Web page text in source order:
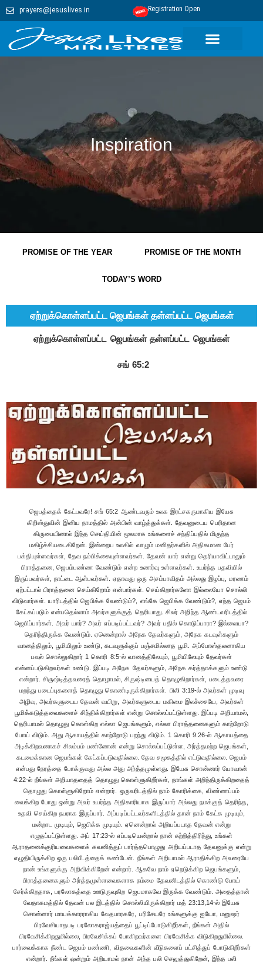
prayers@jesuslives.in Registration Open
Inspiration
PROMISE OF THE YEAR PROMISE OF THE MONTH
TODAY’S WORD
ஏற்றுக்கொள்ளப்பட்ட ஜெபங்கள் தள்ளப்பட்ட ஜெபங்கள்
ஏற்றுக்கொள்ளப்பட்ட ஜெபங்கள் தள்ளப்பட்ட ஜெபங்கள்
சங் 65:2
ஜெபத்தைக் கேட்பவரே! சங் 65:2 ஆண்டவரும் உலக இரட்சகருமாகிய இயேசு கிறிஸ்துவின் இனிய நாமத்தில் அன்பின் வாழ்த்துக்கள். தேவனுடைய பெரிதான கிருபையினால் இந்த செய்தியின் மூலமாக உங்களைச் சந்திப்பதில் மிகுந்த மகிழ்ச்சியடைகிறேன். இன்றைய உலகில் வாழும் மனிதர்களில் அதிகமான பேர் பக்தியுள்ளவர்கள், தேவ நம்பிக்கையுள்ளவர்கள். தேவன் யார் என்று தெரியாவிட்டாலும் பிராத்தனை, ஜெபம்பண்ண வேண்டும் என்ற உணர்வு உள்ளவர்கள். உயர்ந்த பதவியில் இருப்பவர்கள், நாட்டை ஆள்பவர்கள். ஏதாவது ஒரு அசம்பாவிதம் அல்லது இழப்பு, மரணம் ஏற்பட்டால் பிராத்தனை செய்கிறோம் என்பார்கள். செய்கிறார்களோ இல்லையோ சொல்லி விடுவார்கள். யாரிடத்தில் ஜெபிக்க வேண்டும்?, எங்கே ஜெபிக்க வேண்டும்?, எந்த ஜெபம் கேட்கப்படும் என்பதெல்லாம் அவர்களுக்குத் தெரியாது. சிலர் அறிந்த ஆண்டவரிடத்தில் ஜெபிப்பார்கள். அவர் யார்? அவர் எப்படிப்பட்டவர்? அவர் பதில் கொடுப்பாரா? இல்லையா? தெரிந்திருக்க வேண்டும். ஏனென்றால் அநேக தேவர்களும், அநேக கடவுள்களும் வானத்திலும், பூமியிலும் உண்டு, கடவுளுக்குப் பஞ்சமில்லாத பூமி. அப்போஸ்தலனாகிய பவுல் சொல்லுகிறார் 1 கொரி 8:5-ல் வானத்திலேயும், பூமியிலேயும் தேவர்கள் என்னப்படுகிறவர்கள் உண்டு. இப்படி அநேக தேவர்களும், அநேக கர்த்தாக்களும் உண்டு என்றார். சிருஷ்டித்தவரைத் தொழாமல், சிருஷ்டியைத் தொழுகிறார்கள், படைத்தவரை மறந்து படைப்புகளைத் தொழுது கொண்டிருக்கிறார்கள். பிலி 3:19-ல் அவர்கள் முடிவு அழிவு, அவர்களுடைய தேவன் வயிறு, அவர்களுடைய மகிமை இலச்சையே, அவர்கள் பூமிக்கடுத்தவைகளைச் சிந்திக்கிறார்கள் என்று சொல்லப்பட்டுள்ளது. இப்படி அறியாமல், தெரியாமல் தொழுது கொள்கிற எல்லா ஜெபங்களும், எல்லா பிராத்தனைகளும் காற்றோடு போய் விடும். அது ஆகாயத்தில் காற்றோடு பறந்து விடும். 1 கொரி 9:26-ல் ஆகாயத்தை அடிக்கிறவனாகச் சிலம்பம் பண்ணேன் என்று சொல்லப்பட்டுள்ள, அர்த்தமற்ற ஜெபங்கள், கடமைக்கான ஜெபங்கள் கேட்கப்படுவதில்லை. தேவ சமூகத்தில் எட்டுவதில்லை. ஜெபம் என்பது நேரத்தை போக்குவது அல்ல அது அர்த்தமுள்ளது. இயேசு சொன்னார் யோவான் 4:22-ல் நீங்கள் அறியாததைத் தொழுது கொள்ளுகிறீர்கள், நாங்கள் அறிந்திருக்கிறதைத் தொழுது கொள்ளுகிறோம் என்றார். ஒருவரிடத்தில் நாம் கோரிக்கை, விண்ணப்பம் வைக்கிற போது ஒன்று அவர் உயர்ந்த அதிகாரியாக இருப்பார் அல்லது நமக்குத் தெரிந்த, உதவி செய்கிற நபராக இருப்பார். அப்படிப்பட்டவர்களிடத்தில் தான் நாம் கேட்க முடியும், மன்றாட முடியும், ஜெபிக்க முடியும். ஏனென்றால் அறியப்படாத தேவன் என்று எழுதப்பட்டுள்ளது. அப் 17:23-ல் எப்படியென்றால் நான் சுற்றித்திரிந்து, உங்கள் ஆராதனைக்குரியவைகளைக் கவனித்துப் பார்த்தபொழுது அறியப்படாத தேவனுக்கு என்று எழுதியிருக்கிற ஒரு பலிபீடத்தைக் கண்டேன். நீங்கள் அறியாமல் ஆராதிக்கிற அவரையே நான் உங்களுக்கு அறிவிக்கிறேன் என்றார். ஆகவே நாம் ஏறெடுக்கிற ஜெபங்களும், பிராத்தனைகளும் அர்த்தமுள்ளவைகளாக நம்மை தேவனிடத்தில் கொண்டு போய் சேர்க்கிறதாக, பரலோகத்தை ஊடுருவுகிற ஜெபமாகவே இருக்க வேண்டும். அதைத்தான் வேதாகமத்தில் தேவன் பல இடத்தில் சொல்லியிருக்கிறார் மத் 23:13,14-ல் இயேசு சொன்னார் மாயக்காரராகிய வேதபாரகரே, பரிசேயரே உங்களுக்கு ஐயோ, மனுஷர் பிரவேசியாதபடி பரலோகராஜ்யத்தைப் பூட்டிப்போடுகிறீர்கள், நீங்கள் அதில் பிரவேசிக்கிறதுமில்லை, பிரவேசிக்கப் போகிறவர்களை பிரவேசிக்க விடுகிறதுமில்லை. பார்வைக்காக நீண்ட ஜெபம் பண்ணி, விதவைகளின் வீடுகளைப் பட்சித்துப் போடுகிறீர்கள் என்றார். நீங்கள் ஒன்றும் அறியாமல் நான் அந்த பலி செலுத்துகிறேன், இந்த பலி செலுத்துகிறேன், இந்த உதவி செய்கிறேன், அந்த உதவி செய்கிறேன் என்று சொல்லி, நம்மை நாமே திருப்திபடுத்தி ஏமாற்றிக்கொள்ள வேண்டாம். சங் 50:12-ல் நான் பசியாயிருந்தால் உனக்குச் சொல்லேன், பூமியும், அதன் நிறைவும் என்னுடையவைகளே என்றார். இன்றைக்கு நாமó தேவனை உள்ளும், புறமும் நன்றாக அறிந்து, அவர் யார்?, எப்படிப்பட்டவர்?, நம்மிடத்தில் எப்படிப்பட்ட வாழ்க்கையை எதிர்பார்க்கிறார், நாம் அவரை எப்படி பணிந்து கொள்ள வேண்டும் என்பதை அறிந்திருக்க வேண்டும். தாவீது சொல்லுகிறார் சங் 51:16,17-ல் பலியை நீர் விரும்புகிறதில்லை, விரும்பினால் செலுத்துவேன், தகனபலியும் உமக்குப் பிரியமானதல்ல, தேவனுக்கேற்கும் பலிகள் நொறுங்குண்ட ஆவிதான், தேவனே நொறுங்குண்டதும், நருங்குண்டதுமான இருதயத்தை நீர் புறக்கணியீர் என்றார். ஆம் இந்த பூமியில் தேவனை அறிந்து, இரட்சகர் யார் என்பதை தெரிந்து, அவருக்கு முன்பாக தங்களைத் தாழ்த்தி கூப்பிடுகிற ஒவ்வொருவரின் ஜெபத்தை அவர் கேட்கிறார். ஆகவே இனி நாம் ஏறெடுக்கிற ஜெபங்கள் சரியான நபரிடத்தில், சரியான விதத்தில் சென்றடைந்து, அதின் பலனை நாம் அனுபவிக்க வேண்டும். என் ஆண்டவராகிய தேவன் தாமே உங்கள் ஜெபங்களை சரி செய்து, அர்த்தமுள்ளதாக மாற்றி, அந்த ஜெபத்திற்குரிய பிரதிபலனை நீங்கள் காண, அனுபவிக்க கிருபை செய்வாராக. போகட்டும் யாருடைய ஜெபங்கள் கேட்கப்படவில்லை, யாருடைய ஜெபங்கள் கேட்கப்பட்டது என்பதைப் பார்ப்போம். 1.கேட்கப்படாத ஜெபங்கள். புலம்பல் 3:8,44-ல் நான் சத்தமிட்டுக் கூப்பிட்டாலும், என் ஜெபத்துக்கு வழியை அடைத்துப் போட்டார். ஜெபம் உட்பிரவேசிக்கக்கூடாபடிக்கு உம்மை மேகத்தால் மூடிக் கொண்டீர். இந்த வசனங்களில் கேட்கப்படாத ஜெபங்களைப் பற்றி நாம் பார்க்கிறோம். என் ஜெபம் தேவ சமூகத்தில் உட்பிரவேசிக்கக்கூடாபடிக்கு மூடிக்கொண்டீர் அல்லது அடைத்துப் போட்டீர் என்று சொல்லப்பட்டுள்ளது. யார் வேண்டுமானாலும் கூப்பிடலாம், தேவ உதவியை நாடலாம். ஆனால் எல்லாருக்கும் உதவி கிடைப்பதில்லை, எல்லாருடைய ஜெபமும் கேட்கப்படுவதில்லை. எலியாவின் நாட்களில், ஆகாப் ராஜா அரசாண்ட காலத்தில் 400 பாகால்களின் தீர்க்கதரிசிகள், போலி சாமியார்கள் தேவனுடைய நாமத்திலே, டூப்ளிக் கேட்டாக செயல்பட்டு ராஜாவையும் ஜனங்களையும் ஏமாற்றி வைத்திருந்தார்கள். உண்மையைப் பொய்யாக்கி, பொய்யை உண்மையாக்கி ஆதிக்கம் செலுத்தினார்கள். ஜனங்கள் எல்லாரும், ராஜா முதற்கொண்டு இவர்கள் தான் பக்திமான்கள், நடமாடும் சாமியார்கள் என்று மரியாதை கொடுத்து அவர்களை நமஸ்கரித்தார்கள். அவர்கள் சொன்னது தான் வேத வாக்காக இருந்தது. அவர்கள் வைத்தது தான் சட்டமாக இருந்தது. தேசத்தில் கொடி கட்டிப் பறந்தார்கள். நடக்காத ஒன்றை நடந்ததாகச் சொல்லி, தேவன் சொல்லாததைச் சொன்னதாகச் சொல்லி ஜனங்களை வஞ்சித்து வைத்திருந்தார்கள். இதைக் கண்ட எலியாவுக்கு மனவேதனை உண்டாகி மழை பெய்யாதபடிக்கு ஜெபம் செய்து வானத்தை அடைத்து, பஞ்சத்திலே தேசத்தை தள்ளினார். அப்பொழுது தான் யார் தேவன்? யார் தெய்வம்? பாகால் அல்லது வானத்தையும், பூமியையும் படைத்தவரா?, யார் ஜெபம் கேட்கப்படும், எது உண்மை, எது ஏமாற்று வேலை, தேசமும், தேசத்தின் ஜனங்களும் பார்க்க வேண்டும் என்று ராஜாவை நிறுத்தி சவால் விட்டார். ராஜாவும் சவாலுக்கு அடிபணிந்து, நீர் சொல்லுகிறபடியே நடக்கட்டும், ஆகட்டும் என்றார். அவர்கள் 400 பேர், எலியா ஒருவர் மட்டும். போட்டி ஆரம்பித்துவிட்டது, முதலாவது 400 பேர் கூப்பிடட்டும் என்று எலியா சவால் விட்டு, வானத்திலிருந்து அக்கினி இறங்க வேண்டும் அது தான் உண்மையான ஜெபம், அது தான் உண்மையான தேவன் என்று சவால் விட்டார். 1 இராஜா 18:24-29 வரை வாசித்தால் அதற்கு ஜனங்கள் எல்லாரும் நல்ல காரியம், நல்ல வார்த்தை என்றார்கள். 26 ஆம் வசனத்தில் தங்களுக்குக் கொடுக்கப்பட்ட காளையை அவர்கள் வாங்கி அதை ஆயத்தம் பண்ணி, பாகாலே, எங்களுக்கு உத்தரவு கொடு, உத்தரவு அருளும் என்று காலை தொடங்கி மத்தியானமட்டும் பாகாலின் நாமத்தைச் சொல்லிக் கூப்பிட்டார்கள். ஆனாலும் ஒரு சத்தமும் பிறக்கவில்லை. மறுஉத்தரவு கொடுப்பாரும் இல்லை. அவர்கள் கட்டின பலிபீடத்திற்கு எதிரே குதித்து ஆடினார்கள். மத்தியான வேளையிலே எலியா அவர்களைப் பரியாசம் பண்ணி உரத்த சத்தமாய் கூப்பிடுங்கள், அவன் தேவனாமே, அவன் தியானத்தில் இருப்பான் அல்லது அலுவலாயிருப்பான் அல்லது பிரயாணம் போயிருப்பான் அல்லது தூங்கினாலும் தூங்குவான், அவனை எழுப்ப வேண்டியதாயிருக்கும் என்று பரியாசம் பண்ணினார். காரணம் அவருக்கு தெரியும் அது தேவனல்ல, தெய்வமுமல்ல என்று. சங் 135:15-17 வசனங்களில் அஞ்ஞானிகளுடைய விக்கிரகங்கள் வெள்ளியும், பொன்னும், மனுஷருடைய கைவேலையுமாயிருக்கிறது. அவைகளுக்கு வாயிருந்தும் பேசாது, அவைகளுக்குக் கண்களிருந்தும் காணாது. óஅவைகளுக்குக் காதுகளிருந்தும் கேளாது, அவைகளுடைய வாயிலே சுவாசமுமில்லை என்பதை அவர் அறிந்திருந்தார். ஆகவே தான் அவர்கள் கூப்பிட்டுக் கொண்டே இருந்தார்கள். பதில் இல்லை, உத்தரவும் இல்லை, அவர்கள் கத்தியதிலே பதில் இல்லாதபடியினால் 1 இராஜா 18:28-ல் அவர்கள் உரத்த சத்தமாய் கூப்பிட்டு, தங்கள் வழக்கத்தின்படியே இரத்தம் தங்கள் மேல் வடியுமட்டும் கத்திகளாலும், ஈட்டிகளாலும் தங்களைக் கீறிக் கொண்டார்கள். ஒரு பதிலும் இல்லை, ஒரு அற்புதமும் நடக்கவில்லை. முதலாவது நீங்கள் ஜெபம் பண்ண போகும் போது. உங்கள் தேவன் யார்? அவர் எப்படிப்பட்டவர், அவர் உயிருள்ளவரா?, ஜீவிக்கிறவரா? என்பதை தெரிந்திருக்க வேண்டும். இரண்டாவது ஜெபிக்கிற நீங்கள் எப்படிப்பட்டவர்கள்?, தேவனுடைய பிள்ளைகளா? அல்லது அந்நிய புத்திரரா? என்பதை அறிந்தõருக்க வேண்டும். நீதி 15:8-ல் துன்மார்க்கருடைய பலி கர்த்தருக்கு அருவருப்பானது. செம்மையானவர்களின் ஜெபமோ அவருக்குப் பிரியம். துன்மார்க்கனுக்கு கர்த்தர் தூரமாயிருக்கிறார். நீதிமான்களின் ஜெபத்தை அவர் கேட்கிறார். எப்படி வேண்டுமானாலும் நான் வாழ்ந்து விட்டு, நான் ஜெபம் பண்ணுவேன் அவர் என் ஜெபத்தைக் கேட்பார் என்று நம்மை நாமே ஏமாற்றிக் கொள்ளக் கூடாது. நீதி 28:9-ல் வேதத்தைக் கேளாதபடி தன் செவியை விலக்குகிறவனுடைய ஜெபமும் அருவருப்பானது. ஆம் எல்லாருடைய ஜெபத்தையும் தேவன் கேட்பதுமில்லை, அதற்கு அவர் செவி கொடுóப்பதுமில்லை. அது காற்றிலே கலந்து காணாமல் போய்விடும் அல்லது உங்களுக்கே அது திருப்பி வந்து விடும். சில சமயம் கடிதம், கொரியர் வாங்க ஆள் இல்லை என்றால் அது உங்களுக்கே திருப்பி வந்து விடும். சங் 35:13-ல் நான் உபவாசத்தால் என் ஆத்துமாவை உபத்திரவப்படுத்தினேன், என் ஜெபமும் என் மடியிலே திரும்ப வந்தது என்றார். தள்ளப்பட்ட ஜெபம், புறக்கணிக்கப்பட்ட ஜெபம், திருப்பி அனுப்பப்பட்ட ஜெபம், கேட்கப்படாத ஜெபம். இயேசு சொன்னார் மத் 7:21-ல் பரலோகத்திலிருக்கிற என் பிதாவின் சித்தத்தின்படி செய்கிறவனே பரலோகராஜ்யத்தில் பிரவேசிப்பானேயல்லாமல், என்னை நோக்கி கர்த்தாவே! கர்த்தாவே என்று சொல்லுகிறவன் அதிலó பிரவேசிப்பதில்லை என்றார். இன்றைக்கு நம் வாழ்க்கை மாற வேண்டும், கிரியைகள் மாற வேண்டும். நம் மனம் புதிதாக வேண்டும், பொல்லாத வழிகளை விட வேண்டும். அவருடைய இரக்கத்தையும், தயவையும் நாம் பெற்றிருக்க வேண்டும். அப்பொழுது தான் நம் ஜெபம் கேட்கப்படும். இயேசு சொன்னார் யோவான் 9:31-ல் பாவிகளுக்குத் தேவன் செவி கொடுக்கிறதில்லையென்று அறிந்திருக்கிறோம், ஒருவன் தேவ பக்தியுள்ளவனாயிருந்து அவருக்குச் சித்தமானதைச் செய்தால் அவனுக்குச் செவி கொடுப்பார் என்றார். இன்றைக்கு உங்கள் ஜெபம் கேட்கப்படுகிறதா? பதில் வருகிறதா? எத்தனை மாதங்கள், எத்தனை வருஷங்கள் காலதாமதமாகி, உங்களைச் சோர்வுக்குள்ளாக்கி இருக்கிறது. பிலேயாம் என்ற ஒரு மதிகெட்ட தீர்க்கதரிசி இருந்தான். தேவனுடைய கிருபையையும், வரங்களையும் பெற்ற அவன், உலக ஆசை பிடித்து, பணத்திற்கு ஆசைப்பட்டு, கூலிக்காக, சம்பளத்திற்காக ஆசீர்வதிக்க ஊழியம் செய்யப் போனான். தேவன் அவனை எச்சரித்து, நீ அங்கு போக வேண்டாம், அவர்களை சபிக்க வேண்டாம், நான் வெறுக்காதவர்களை, நீ வெறுப்பது எப்படி? நான் நேசிக்கிறவனை நீ பகைப்பது எப்படி? என்றார். ஆனால் அவனோ விடவில்லை, எனக்கு கூலி தருகிறேன், பணம் தருகிறேன் என்கிறார்கள் என்று எண் 23 ஆம் அதிகாரத்தில் திரும்பத் திரும்ப பலிபீடத்தைக் கட்டி எத்தனை முறை ஜெபித்தாலும் கர்த்தர் அவன் ஜெபத்தை ஏற்றுக் கொள்ளவில்லை, செவி சாய்க்கவுமில்லை. கடைசியில் தேவ தூதரால் எச்சரிக்கப்பட்டு, உயிர் பிழைத்ததே பெரிய காரியமாகிவிட்டது. துன்மார்க்கருடைய ஜெபம் அருவருப்பானது. லூக்கா 18:11,12-ல் பரிசேயன் நின